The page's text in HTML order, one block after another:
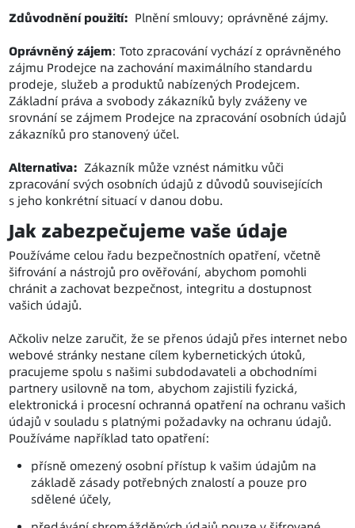
Zdůvodnění použití: Plnění smlouvy; oprávněné zájmy.
Oprávněný zájem: Toto zpracování vychází z oprávněného
zájmu Prodejce na zachování maximálního standardu
prodeje, služeb a produktů nabízených Prodejcem.
Základní práva a svobody zákazníků byly zváženy ve
srovnání se zájmem Prodejce na zpracování osobních údajů
zákazníků pro stanovený účel.
Alternativa: Zákazník může vznést námitku vůči
zpracování svých osobních údajů z důvodů souvisejících
s jeho konkrétní situací v danou dobu.
Jak zabezpečujeme vaše údaje
Používáme celou řadu bezpečnostních opatření, včetně
šifrování a nástrojů pro ověřování, abychom pomohli
chránit a zachovat bezpečnost, integritu a dostupnost
vašich údajů.
Ačkoliv nelze zaručit, že se přenos údajů přes internet nebo
webové stránky nestane cílem kybernetických útoků,
pracujeme spolu s našimi subdodavateli a obchodními
partnery usilovně na tom, abychom zajistili fyzická,
elektronická i procesní ochranná opatření na ochranu vašich
údajů v souladu s platnými požadavky na ochranu údajů.
Používáme například tato opatření:
přísně omezený osobní přístup k vašim údajům na
základě zásady potřebných znalostí a pouze pro
sdělené účely,